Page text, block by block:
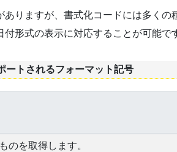
りますが、書式化コードには多くの
形式の表示に対応することが可能で
トされるフォーマット記号
のを取得します。